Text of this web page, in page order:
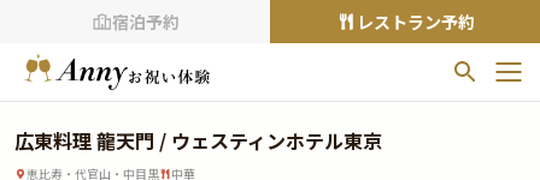
宿泊予約 レストラン予約
お気に入りプラン
お気に入りの登録がありません
広東料理 龍天門 / ウェスティンホテル東京
恵比寿・代官山・中目黒 中華